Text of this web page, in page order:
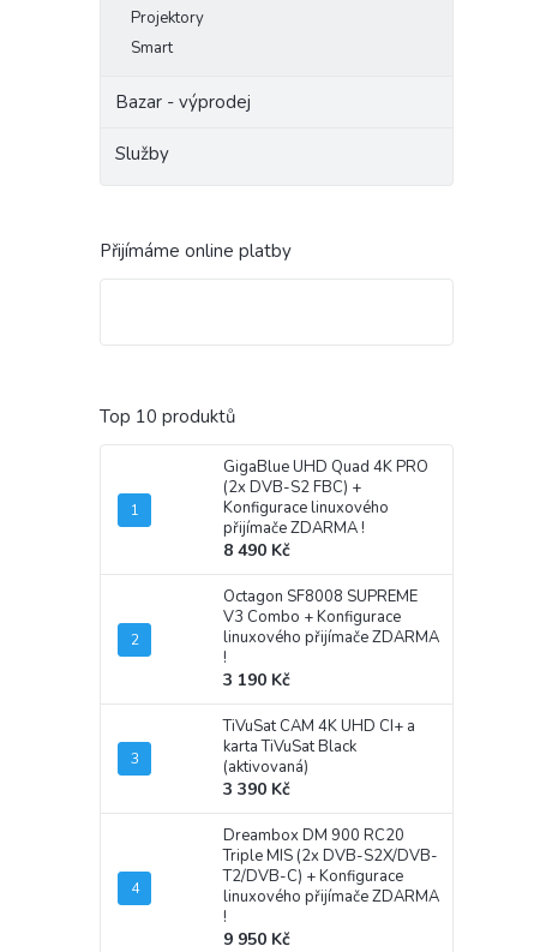
Projektory
Smart
Bazar - výprodej
Služby
Přijímáme online platby
Top 10 produktů
GigaBlue UHD Quad 4K PRO
(2x DVB-S2 FBC) +
Konfigurace linuxového
přijímače ZDARMA !
8 490 Kč
Octagon SF8008 SUPREME
V3 Combo + Konfigurace
linuxového přijímače ZDARMA
!
3 190 Kč
TiVuSat CAM 4K UHD CI+ a
karta TiVuSat Black
(aktivovaná)
3 390 Kč
Dreambox DM 900 RC20
Triple MIS (2x DVB-S2X/DVB-
T2/DVB-C) + Konfigurace
linuxového přijímače ZDARMA
!
9 950 Kč